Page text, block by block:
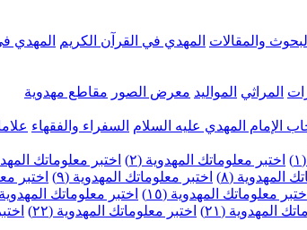
البحوث والمقالات المهدي في القرآن الكريم المهدي
المراثي المواليد معرض الصور مقاطع مهدوية
الإمام المهدي عليه السلام السفراء والفقهاء
اختبر معلوماتك المهدوية (٢) اختبر معلوماتك
المهدوية (٨) اختبر معلوماتك المهدوية (٩) اختبر
اختبر معلوماتك المهدوية (١٥) اختبر معلوماتك المهدوية
المهدوية (٢١) اختبر معلوماتك المهدوية (٢٢)